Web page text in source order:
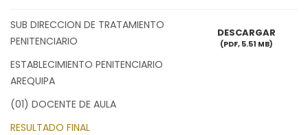
DESCARGAR
(PDF, 5.51 MB)
SUB DIRECCION DE TRATAMIENTO
PENITENCIARIO
ESTABLECIMIENTO PENITENCIARIO
AREQUIPA
(01) DOCENTE DE AULA
RESULTADO FINAL